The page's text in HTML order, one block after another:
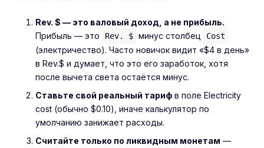
Rev. $ — это валовый доход, а не прибыль.
Прибыль — это
Rev. $ минус столбец Cost
(электричество). Часто новичок видит «$4 в день»
в Rev.$ и думает, что это его заработок, хотя
после вычета света остаётся минус.
Ставьте свой реальный тариф в поле Electricity
cost (обычно $0.10), иначе калькулятор по
умолчанию занижает расходы.
Считайте только по ликвидным монетам —